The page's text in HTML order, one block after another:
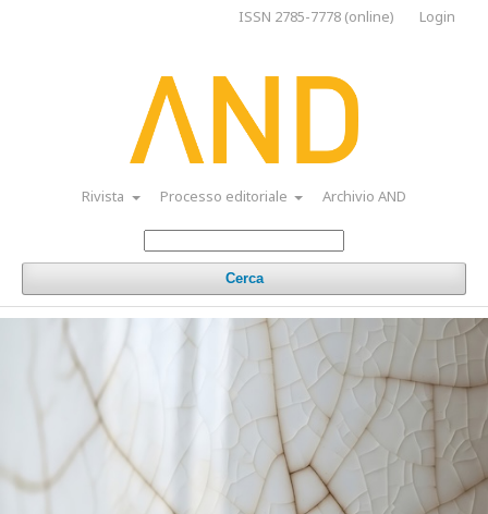
Rivista Processo editoriale Archivio AND
Cerca
ISSN 2785-7778 (online) Login